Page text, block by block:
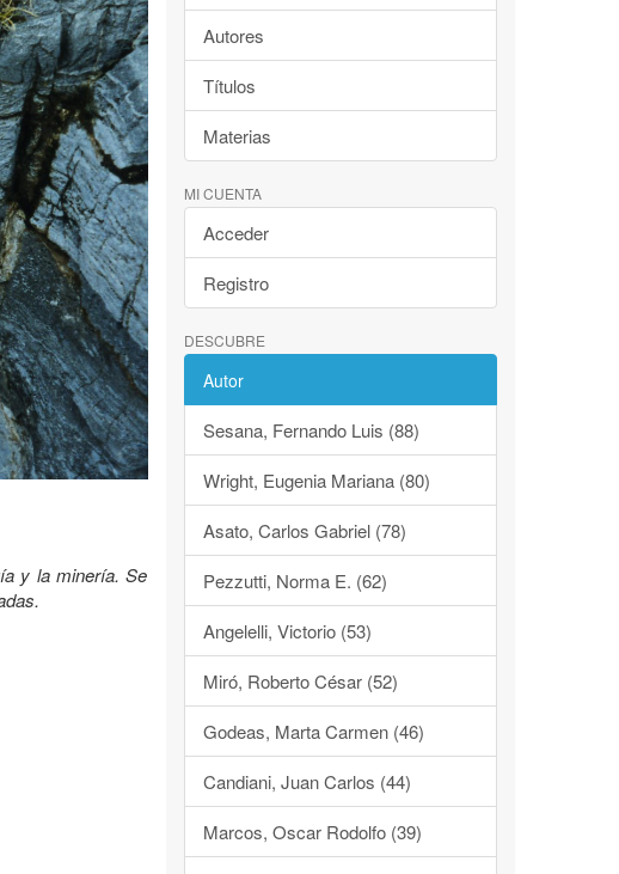
y la minería. Se
Autores
Títulos
Materias
MI CUENTA
Acceder
Registro
DESCUBRE
Autor
Sesana, Fernando Luis (88)
Wright, Eugenia Mariana (80)
Asato, Carlos Gabriel (78)
Pezzutti, Norma E. (62)
Angelelli, Victorio (53)
Miró, Roberto César (52)
Godeas, Marta Carmen (46)
Candiani, Juan Carlos (44)
Marcos, Oscar Rodolfo (39)